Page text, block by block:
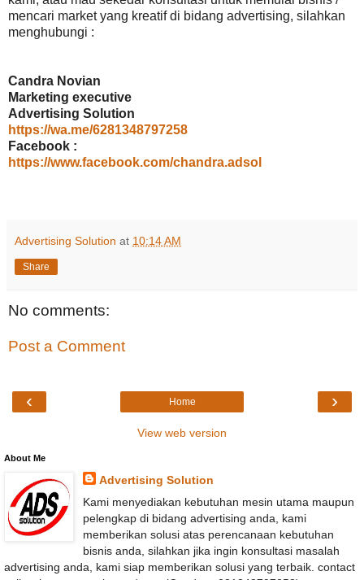
mencari market yang kreatif di bidang advertising, silahkan
menghubungi :
Candra Novian
Marketing executive
Advertising Solution
https://wa.me/6281348797258
Facebook :
https://www.facebook.com/chandra.adsol
Advertising Solution at 10:14 AM
Share
No comments:
Post a Comment
‹ ›
Home
View web version
About Me
Advertising Solution
Kami menyediakan kebutuhan mesin utama maupun
pelengkap di bidang advertising anda, kami
memberikan solusi atas perencanaan kebutuhan
bisnis anda, silahkan jika ingin konsultasi masalah
advertising anda, kami siap memberikan solusi yang terbaik. contact